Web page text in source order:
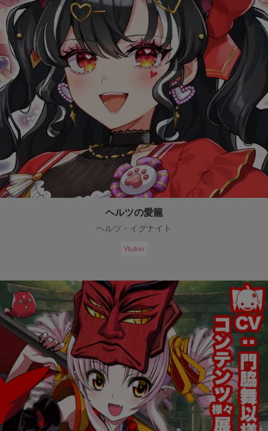
ヘルツの愛籠
ヘルツ・イグナイト
Vtuber